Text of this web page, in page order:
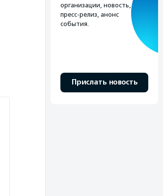
организации, новость,
пресс-релиз, анонс
события.
Прислать новость